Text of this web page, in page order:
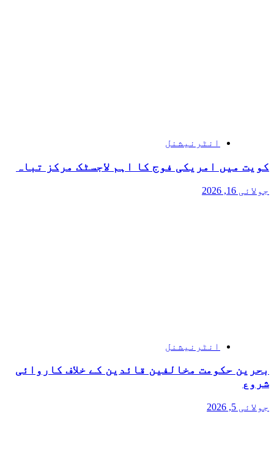
انٹرنیشنل
کویت میں امریکی فوج کا اہم لاجسٹک مرکز تباہ
جولائی 16, 2026
انٹرنیشنل
بحرین حکومت مخالفین قائدین کے خلاف کاروائی
شروع
جولائی 5, 2026